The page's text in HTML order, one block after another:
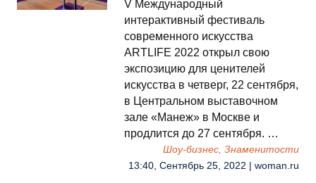
V Международный
интерактивный фестиваль
современного искусства
ARTLIFE 2022 открыл свою
экспозицию для ценителей
искусства в четверг, 22 сентября,
в Центральном выставочном
зале «Манеж» в Москве и
продлится до 27 сентября. …
Шоу-бизнес, Знаменитости
13:40, Сентябрь 25, 2022 | woman.ru